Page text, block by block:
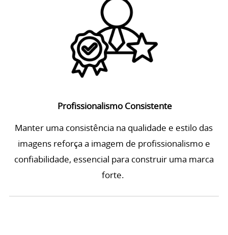
Profissionalismo Consistente
Manter uma consistência na qualidade e estilo das
imagens reforça a imagem de profissionalismo e
confiabilidade, essencial para construir uma marca
forte.